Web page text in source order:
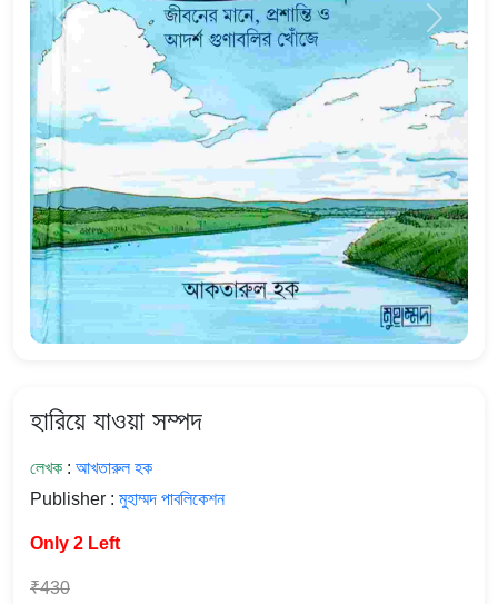
হারিয়ে যাওয়া সম্পদ
লেখক : আখতারুল হক
Publisher : মুহাম্মদ পাবলিকেশন
Only 2 Left
₹430